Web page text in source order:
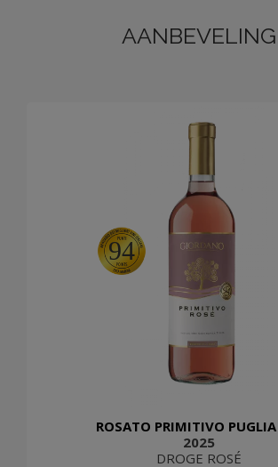
AANBEVELING
94
ROSATO PRIMITIVO
2025
DROGE ROSÉ